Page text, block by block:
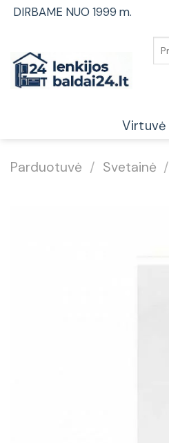
SkipDIRBAME NUO 1999 m.
Virtuvė
Parduotuvė / Svetainė /